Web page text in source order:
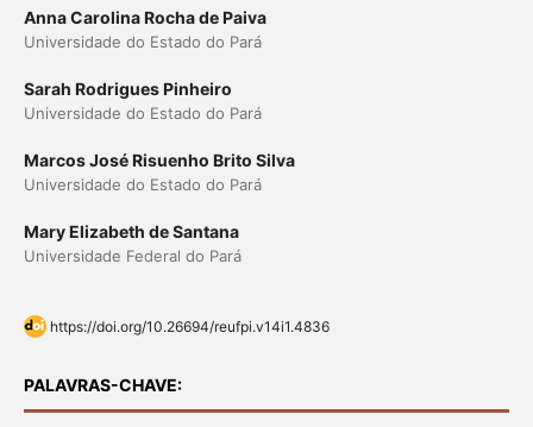
Anna Carolina Rocha de Paiva
Universidade do Estado do Pará
Sarah Rodrigues Pinheiro
Universidade do Estado do Pará
Marcos José Risuenho Brito Silva
Universidade do Estado do Pará
Mary Elizabeth de Santana
Universidade Federal do Pará
https://doi.org/10.26694/reufpi.v14i1.4836
PALAVRAS-CHAVE: